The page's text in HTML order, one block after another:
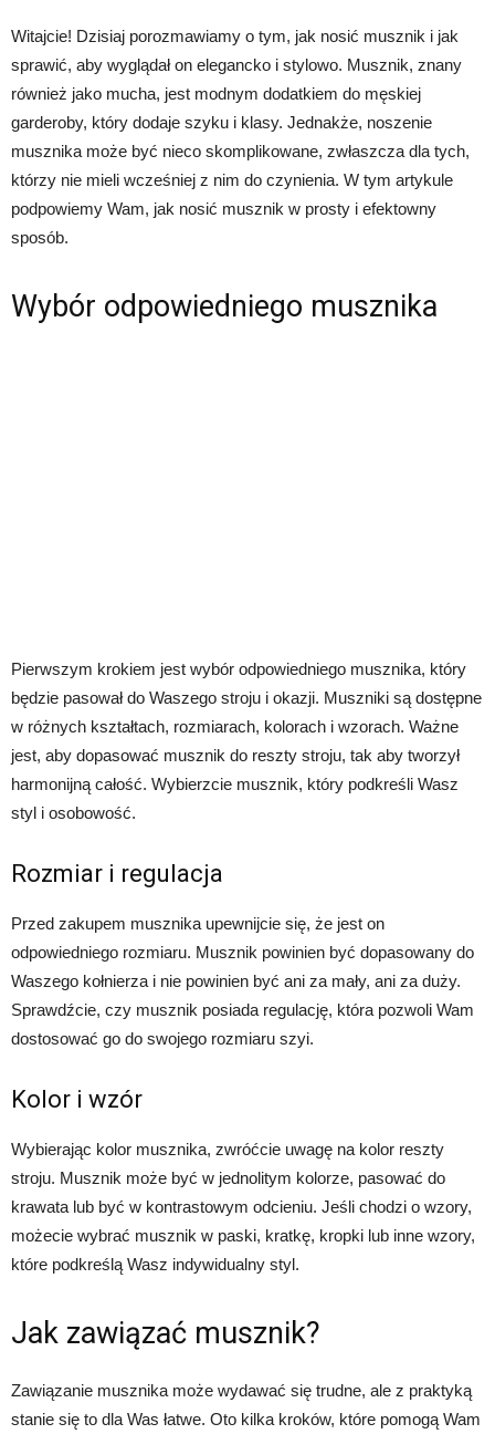
Witajcie! Dzisiaj porozmawiamy o tym, jak nosić musznik i jak
sprawić, aby wyglądał on elegancko i stylowo. Musznik, znany
również jako mucha, jest modnym dodatkiem do męskiej
garderoby, który dodaje szyku i klasy. Jednakże, noszenie
musznika może być nieco skomplikowane, zwłaszcza dla tych,
którzy nie mieli wcześniej z nim do czynienia. W tym artykule
podpowiemy Wam, jak nosić musznik w prosty i efektowny
sposób.
Wybór odpowiedniego musznika
Pierwszym krokiem jest wybór odpowiedniego musznika, który
będzie pasował do Waszego stroju i okazji. Muszniki są dostępne
w różnych kształtach, rozmiarach, kolorach i wzorach. Ważne
jest, aby dopasować musznik do reszty stroju, tak aby tworzył
harmonijną całość. Wybierzcie musznik, który podkreśli Wasz
styl i osobowość.
Rozmiar i regulacja
Przed zakupem musznika upewnijcie się, że jest on
odpowiedniego rozmiaru. Musznik powinien być dopasowany do
Waszego kołnierza i nie powinien być ani za mały, ani za duży.
Sprawdźcie, czy musznik posiada regulację, która pozwoli Wam
dostosować go do swojego rozmiaru szyi.
Kolor i wzór
Wybierając kolor musznika, zwróćcie uwagę na kolor reszty
stroju. Musznik może być w jednolitym kolorze, pasować do
krawata lub być w kontrastowym odcieniu. Jeśli chodzi o wzory,
możecie wybrać musznik w paski, kratkę, kropki lub inne wzory,
które podkreślą Wasz indywidualny styl.
Jak zawiązać musznik?
Zawiązanie musznika może wydawać się trudne, ale z praktyką
stanie się to dla Was łatwe. Oto kilka kroków, które pomogą Wam